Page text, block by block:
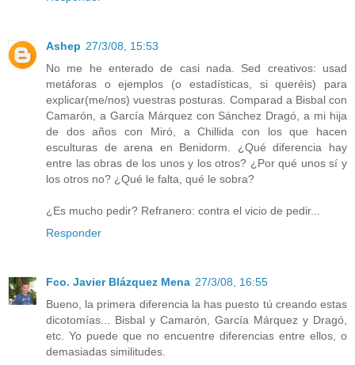
Ashep 27/3/08, 15:53
No me he enterado de casi nada. Sed creativos: usad
metáforas o ejemplos (o estadísticas, si queréis) para
explicar(me/nos) vuestras posturas. Comparad a Bisbal con
Camarón, a García Márquez con Sánchez Dragó, a mi hija
de dos años con Miró, a Chillida con los que hacen
esculturas de arena en Benidorm. ¿Qué diferencia hay
entre las obras de los unos y los otros? ¿Por qué unos sí y
los otros no? ¿Qué le falta, qué le sobra?
¿Es mucho pedir? Refranero: contra el vicio de pedir...
Responder
Fco. Javier Blázquez Mena 27/3/08, 16:55
Bueno, la primera diferencia la has puesto tú creando estas
dicotomías... Bisbal y Camarón, García Márquez y Dragó,
etc. Yo puede que no encuentre diferencias entre ellos, o
demasiadas similitudes.